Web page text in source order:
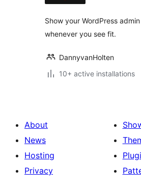
Show your WordPress
whenever you see fit.
DannyvanHolten
10+ active installations
About
News
Hosting
Privacy